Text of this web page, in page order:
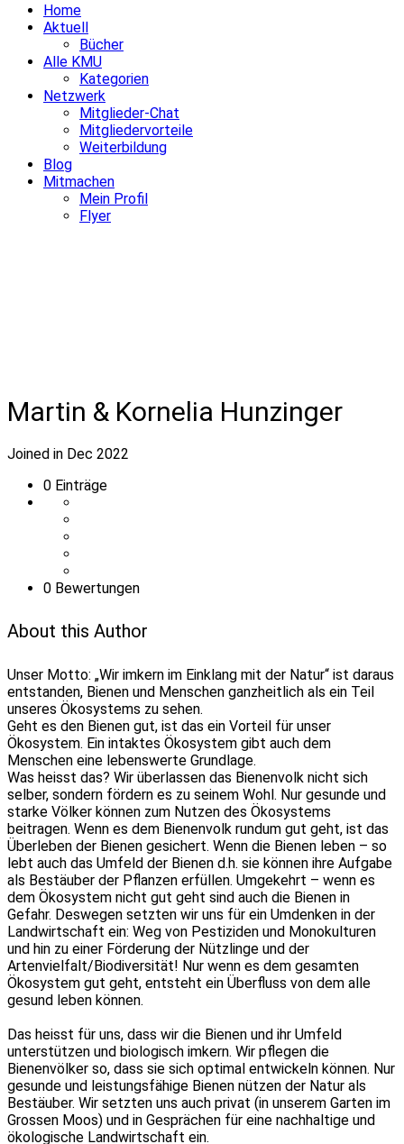
Home
Aktuell
Bücher
Alle KMU
Kategorien
Netzwerk
Mitglieder-Chat
Mitgliedervorteile
Weiterbildung
Blog
Mitmachen
Mein Profil
Flyer
Martin & Kornelia Hunzinger
Joined in Dec 2022
0 Einträge
0 Bewertungen
About this Author
Unser Motto: „Wir imkern im Einklang mit der Natur“ ist daraus
entstanden, Bienen und Menschen ganzheitlich als ein Teil
unseres Ökosystems zu sehen.
Geht es den Bienen gut, ist das ein Vorteil für unser
Ökosystem. Ein intaktes Ökosystem gibt auch dem
Menschen eine lebenswerte Grundlage.
Was heisst das? Wir überlassen das Bienenvolk nicht sich
selber, sondern fördern es zu seinem Wohl. Nur gesunde und
starke Völker können zum Nutzen des Ökosystems
beitragen. Wenn es dem Bienenvolk rundum gut geht, ist das
Überleben der Bienen gesichert. Wenn die Bienen leben – so
lebt auch das Umfeld der Bienen d.h. sie können ihre Aufgabe
als Bestäuber der Pflanzen erfüllen. Umgekehrt – wenn es
dem Ökosystem nicht gut geht sind auch die Bienen in
Gefahr. Deswegen setzten wir uns für ein Umdenken in der
Landwirtschaft ein: Weg von Pestiziden und Monokulturen
und hin zu einer Förderung der Nützlinge und der
Artenvielfalt/Biodiversität! Nur wenn es dem gesamten
Ökosystem gut geht, entsteht ein Überfluss von dem alle
gesund leben können.
Das heisst für uns, dass wir die Bienen und ihr Umfeld
unterstützen und biologisch imkern. Wir pflegen die
Bienenvölker so, dass sie sich optimal entwickeln können. Nur
gesunde und leistungsfähige Bienen nützen der Natur als
Bestäuber. Wir setzten uns auch privat (in unserem Garten im
Grossen Moos) und in Gesprächen für eine nachhaltige und
ökologische Landwirtschaft ein.